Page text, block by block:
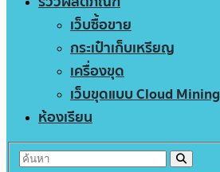
เว็บซื้อขาย
กระเป๋าเก็บเหรียญ
เครื่องขุด
เว็บขุดแบบ Cloud Mining
ห้องเรียน